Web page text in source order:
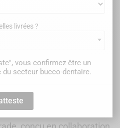
Azim's Kit -
EMS®
livrées ?
vous confirmez être un
secteur bucco-dentaire.